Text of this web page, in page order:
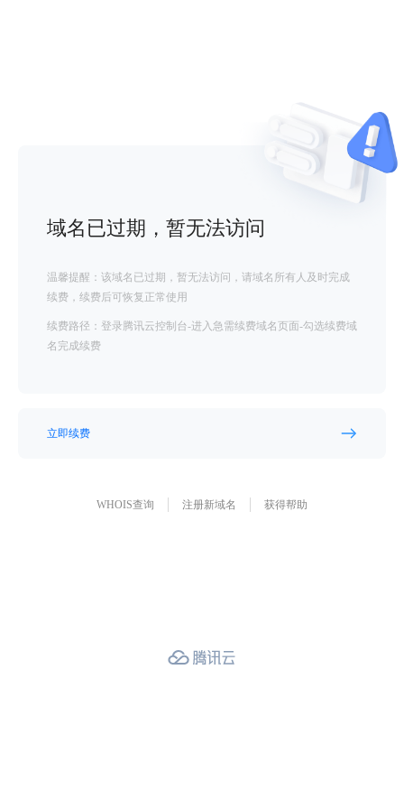
域名已过期，暂无法访问
温馨提醒：该域名已过期，暂无法访问，请域名所有人及时完成
续费，续费后可恢复正常使用
续费路径：登录腾讯云控制台-进入急需续费域名页面-勾选续费域
名完成续费
立即续费
WHOIS查询 注册新域名 获得帮助